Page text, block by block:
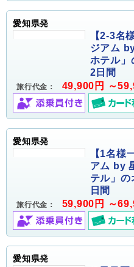
愛知県発
【2-3名
ジアム
ホテル」
2日間
旅行代金： 49,900円 ～
愛知県発
【1名様
アム by
テル」の
日間
旅行代金： 59,900円 ～
愛知県発